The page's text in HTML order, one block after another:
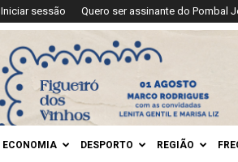
Iniciar sessão Quero ser assinante do Pombal
ECONOMIA DESPORTO REGIÃO